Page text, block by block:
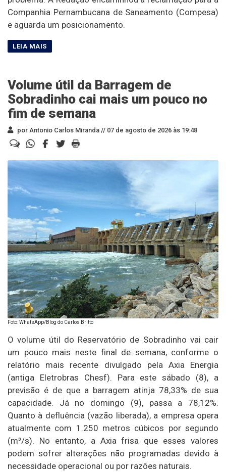
Companhia Pernambucana de Saneamento (Compesa)
e aguarda um posicionamento.
Volume útil da Barragem de
Sobradinho cai mais um pouco no
fim de semana
por Antonio Carlos Miranda // 07 de agosto de 2026 às 19:48
Foto: WhatsApp/Blog do Carlos Britto
O volume útil do Reservatório de Sobradinho vai cair
um pouco mais neste final de semana, conforme o
relatório mais recente divulgado pela Axia Energia
(antiga Eletrobras Chesf). Para este sábado (8), a
previsão é de que a barragem atinja 78,33% de sua
capacidade. Já no domingo (9), passa a 78,12%.
Quanto à defluência (vazão liberada), a empresa opera
atualmente com 1.250 metros cúbicos por segundo
(m³/s). No entanto, a Axia frisa que esses valores
podem sofrer alterações não programadas devido à
necessidade operacional ou por razões naturais.